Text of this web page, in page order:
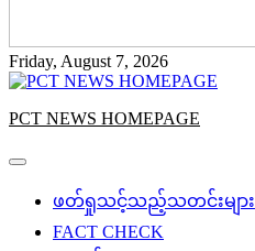
Friday, August 7, 2026
PCT NEWS HOMEPAGE
ဖတ်ရှုသင့်သည့်သတင်းများ
FACT CHECK